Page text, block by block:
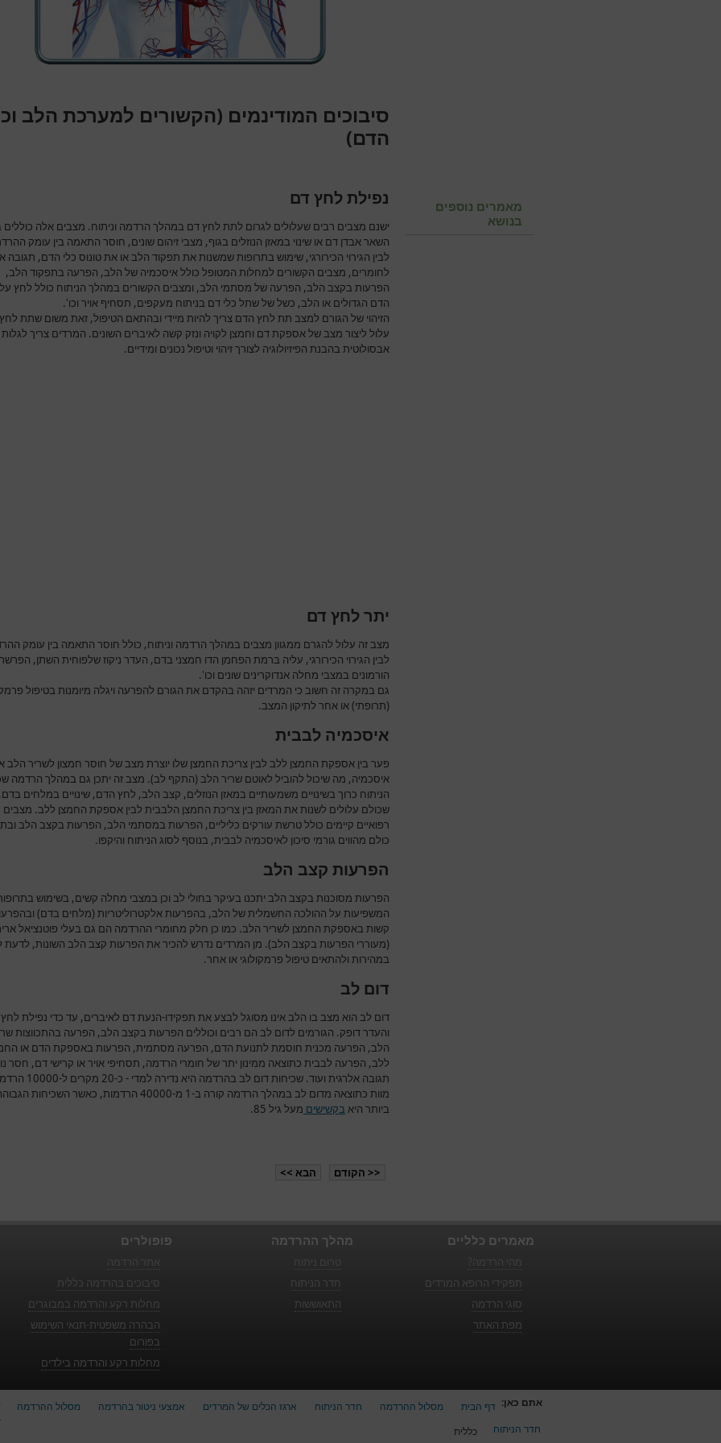
סיבוכים המודינמים (הקשורים למערכת הלב
הדם)
נפילת לחץ דם
ישנם מצבים רבים שעלולים לגרום לתת לחץ דם במהלך הרדמה וניתוח. מצבים אלה כוללים
השאר אבדן דם או שינוי במאזן הנוזלים בגוף, מצבי זיהום שונים, חוסר התאמה בין עומק
לבין הגירוי הכירורגי, שימוש בתרופות שמשנות את תפקוד הלב או את טונוס כלי הדם, תגובה
לחומרים, מצבים הקשורים למחלות המטופל כולל איסכמיה של הלב, הפרעה בתפקוד הלב,
הפרעות בקצב הלב, הפרעה של מסתמי הלב, ומצבים הקשורים במהלך הניתוח כולל לחץ על
הדם הגדולים או הלב, כשל של שתל כלי דם בניתוח מעקפים, תסחיף אויר וכו'.
הזיהוי של הגורם למצב תת לחץ הדם צריך להיות מיידי ובהתאם הטיפול, זאת משום שתת
עלול ליצור מצב של אספקת דם וחמצן לקויה ונזק קשה לאיברים השונים. המרדים צריך
אבסולוטית בהבנת הפיזיולוגיה לצורך זיהוי וטיפול נכונים ומידיים.
יתר לחץ דם
מצב זה עלול להגרם ממגוון מצבים במהלך הרדמה וניתוח, כולל חוסר התאמה בין עומק
לבין הגירוי הכירורגי, עליה ברמת הפחמן הדו חמצני בדם, העדר ניקוז שלפוחית השתן,
הורמונים במצבי מחלה אנדוקרינים שונים וכו'.
גם במקרה זה חשוב כי המרדים יזהה בהקדם את הגורם להפרעה ויגלה מיומנות בטיפול
(תרופתי) או אחר לתיקון המצב.
איסכמיה לבבית
פער בין אספקת החמצן ללב לבין צריכת החמצן שלו יוצרת מצב של חוסר חמצון לשריר הלב
איסכמיה, מה שיכול להוביל לאוטם שריר הלב (התקף לב). מצב זה יתכן גם במהלך הרדמה
הניתוח כרוך בשינויים משמעותיים במאזן הנוזלים, קצב הלב, לחץ הדם, שינויים במלחים בדם,
שכולם עלולים לשנות את המאזן בין צריכת החמצן הלבבית לבין אספקת החמצן ללב. מצבים
רפואיים קיימים כולל טרשת עורקים כליליים, הפרעות במסתמי הלב, הפרעות בקצב הלב
כולם מהווים גורמי סיכון לאיסכמיה לבבית, בנוסף לסוג הניתוח והיקפו.
הפרעות קצב הלב
הפרעות מסוכנות בקצב הלב יתכנו בעיקר בחולי לב וכן במצבי מחלה קשים, בשימוש
המשפיעות על ההולכה החשמלית של הלב, בהפרעות אלקטרוליטריות (מלחים בדם)
קשות באספקת החמצן לשריר הלב. כמו כן חלק מחומרי ההרדמה הם גם בעלי פוטנציאל
(מעוררי הפרעות בקצב הלב). מן המרדים נדרש להכיר את הפרעות קצב הלב השונות, לדעת
במהירות ולהתאים טיפול פרמקולוגי או אחר.
דום לב
דום לב הוא מצב בו הלב אינו מסוגל לבצע את תפקידו-הנעת דם לאיברים, עד כדי נפילת
והעדר דופק. הגורמים לדום לב הם רבים וכוללים הפרעות בקצב הלב, הפרעה בהתכווצות
הלב, הפרעה מכנית חוסמת לתנועת הדם, הפרעה מסתמית, הפרעות באספקת הדם או
ללב, הפרעה לבבית כתוצאה ממינון יתר של חומרי הרדמה, תסחיפי אויר או קרישי דם, חסר
תגובה אלרגית ועוד. שכיחות דום לב בהרדמה היא
מוות כתוצאה מדום לב במהלך הרדמה קורה ב-1 מ-40000 הרדמות, כאשר השכיחות
ביותר היאבקשישים מעל גיל 85.
<< הקודם הבא >>
מאמרים נוספים
בנושא
פופולרים
סיבוכים בהרדמה כללית
מחלות רקע והרדמה במבוגרים
הבהרה משפטית-תנאי השימוש
בפורום
מחלות רקע והרדמה בילדים
מהלך ההרדמה
חדר הניתוח
התאוששות
מאמרים כלליים
תפקידי הרופא המרדים
סוגי הרדמה
מפת האתר
אתם כאן: דף הבית מסלול ההרדמה חדר הניתוח ארגז הכלים של המרדים אמצעי ניטור בהרדמה
מסלול ההרדמה
חדר הניתוח
כללית